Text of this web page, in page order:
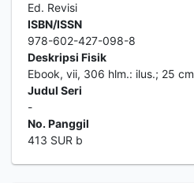
Ed. Revisi
ISBN/ISSN
978-602-427-098-8
Deskripsi Fisik
Ebook, vii, 306 hlm.: ilus.; 25 cm
Judul Seri
-
No. Panggil
413 SUR b